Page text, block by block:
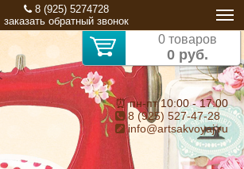
8 (925) 5274728
заказать обратный звонок
0 товаров
0 руб.
⏰ пн-пт 10:00 - 17:00
8 (925) 527-47-28
info@artsakvoyaj.ru